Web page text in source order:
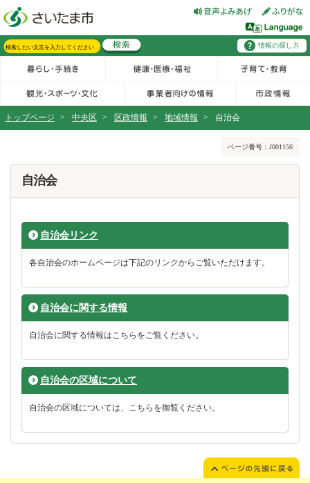
情報の探し方
トップページ > 中央区 > 区政情報 > 地域情報 > 自治会
ページ番号：J001156
自治会
自治会リンク
各自治会のホームページは下記のリンクからご覧いただけます。
自治会に関する情報
自治会に関する情報はこちらをご覧ください。
自治会の区域について
自治会の区域については、こちらを御覧ください。